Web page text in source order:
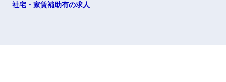
社宅・家賃補助有の求人